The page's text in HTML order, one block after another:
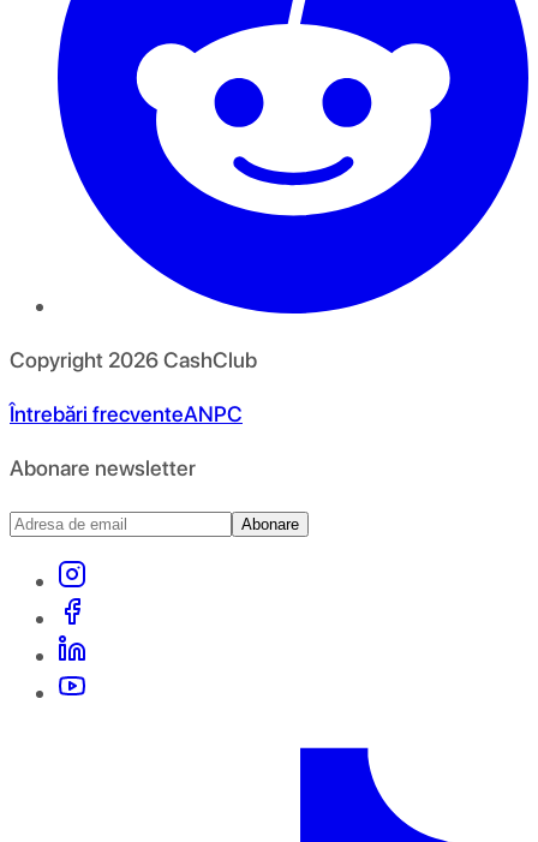
Copyright 2026CashClub
Întrebări frecventeANPC
Abonare newsletter
Abonare